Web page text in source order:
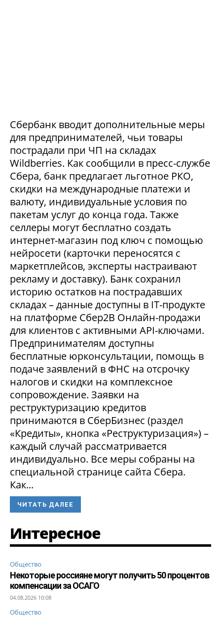
Сбербанк вводит дополнительные меры
для предпринимателей, чьи товары
пострадали при ЧП на складах
Wildberries. Как сообщили в пресс-службе
Сбера, банк предлагает льготное РКО,
скидки на международные платежи и
валюту, индивидуальные условия по
пакетам услуг до конца года. Также
селлеры могут бесплатно создать
интернет-магазин под ключ с помощью
нейросети (карточки переносятся с
маркетплейсов, эксперты настраивают
рекламу и доставку). Банк сохранил
историю остатков на пострадавших
складах – данные доступны в IT-продукте
на платформе Сбер2В Онлайн-продажи
для клиентов с активными API-ключами.
Предпринимателям доступны
бесплатные юрконсультации, помощь в
подаче заявлений в ФНС на отсрочку
налогов и скидки на комплексное
сопровождение. Заявки на
реструктуризацию кредитов
принимаются в СберБизнес (раздел
«Кредиты», кнопка «Реструктуризация») –
каждый случай рассматривается
индивидуально. Все меры собраны на
специальной странице сайта Сбера.
Как...
ЧИТАТЬ ДАЛЕЕ
Интересное
Общество
Некоторые россияне могут получить 50 процентов
компенсации за ОСАГО
04.08.2026 10:08
Общество